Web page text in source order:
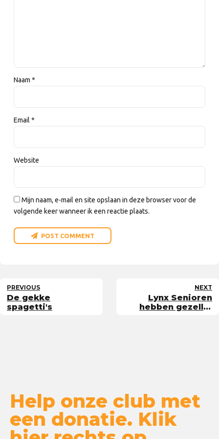
Naam *
Email *
Website
Mijn naam, e-mail en site opslaan in deze browser voor de
volgende keer wanneer ik een reactie plaats.
POST COMMENT
PREVIOUS
De gekke
spagetti's
NEXT
Lynx Senioren
hebben gezellig
Help onze club met
een donatie. Klik